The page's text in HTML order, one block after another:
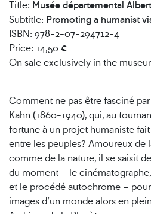
Title: Musée départemental
Subtitle: Promoting a humanist
ISBN: 978-2-07-294712-4
Price: 14,50€
On sale exclusively in the
Comment ne pas être fasciné
Kahn (1860-1940), qui, au
fortune à un projet humaniste
entre les peuples? Amoureux de
comme de la nature, il se saisit
du moment – le
et le procédé autochrome –
images d’un monde alors en